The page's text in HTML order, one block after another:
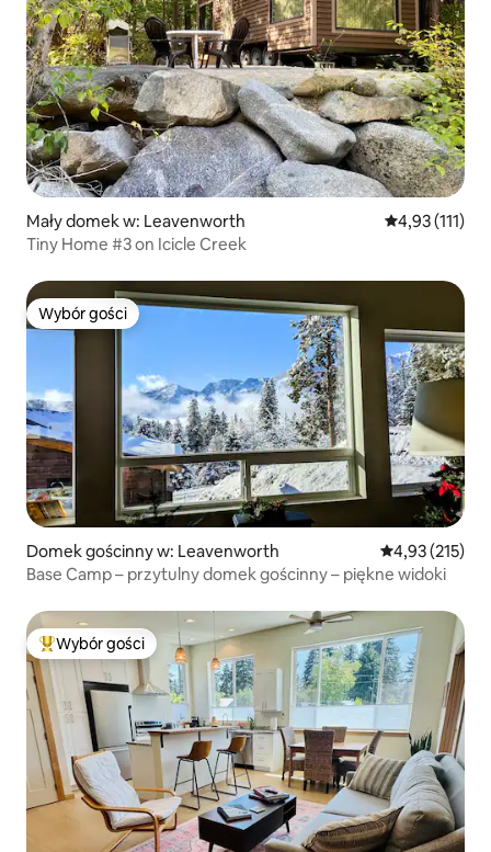
Mały domek w: Leavenworth Średnia
4,93 (111)
Tiny Home #3 on Icicle Creek
Wybór gości
Wybór gości
Domek gościnny w: Leavenworth Średnia
4,93 (215)
Base Camp – przytulny domek gościnny – piękne widoki
Najpopularniejsze z kategorii Wybór gości
Wybór gości